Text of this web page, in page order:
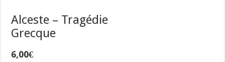
Alceste – Tragédie
Grecque
6,00€